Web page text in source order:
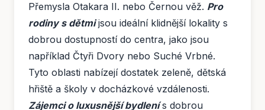
Přemysla Otakara II. nebo Černou věž. Pro
rodiny s dětmijsou ideální klidnější lokality s
dobrou dostupností do centra, jako jsou
například Čtyři Dvory nebo Suché Vrbné.
Tyto oblasti nabízejí dostatek zeleně, dětská
hřiště a školy v docházkové vzdálenosti.
Zájemci o luxusnější bydlenís dobrou